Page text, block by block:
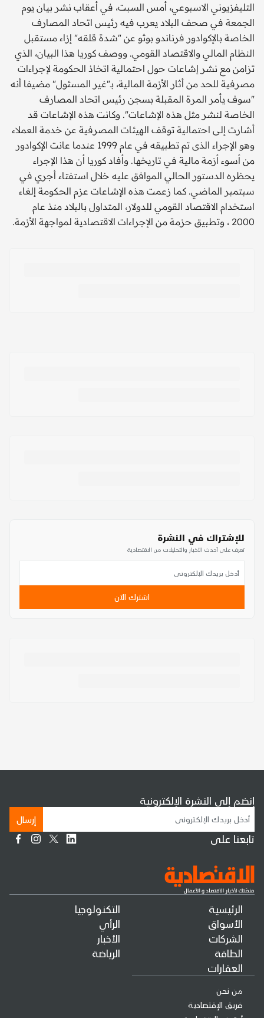
التليفزيوني الاسبوعي، أمس السبت، في أعقاب نشر بيان يوم
الجمعة في صحف البلاد يعرب فيه رئيس اتحاد المصارف
الخاصة بالإكوادور فرناندو بوثو عن "شدة قلقه" إزاء مستقبل
النظام المالي والاقتصاد القومي. ووصف كوريا هذا البيان، الذي
تزامن مع نشر إشاعات حول احتمالية اتخاذ الحكومة لإجراءات
مصرفية للحد من أثار الأزمة المالية، بـ"غير المسئول" مضيفا أنه
"سوف يأمر المرة المقبلة بسجن رئيس اتحاد المصارف
الخاصة لنشر مثل هذه الإشاعات". وكانت هذه الإشاعات قد
أشارت إلى احتمالية توقف الهيئات المصرفية عن خدمة العملاء
وهو الإجراء الذى تم تطبيقه في عام 1999 عندما عانت الإكوادور
من أسوء أزمة مالية في تاريخها. وأفاد كوريا أن هذا الإجراء
يحظره الدستور الحالي الموافق عليه خلال استفتاء أجري في
سبتمبر الماضي. كما زعمت هذه الإشاعات عزم الحكومة إلغاء
استخدام الاقتصاد القومي للدولار، المتداول بالبلاد منذ عام
2000 ، وتطبيق حزمة من الإجراءات الاقتصادية لمواجهة الأزمة.
للإشتراك في النشرة
تعرف على أحدث الأخبار والتحليلات من الاقتصادية
اشترك الآن
الرئيسية
الأسواق
الشركات
الطاقة
العقارات
التكنولوجيا
الرأي
الأخبار
الرياضة
من نحن
فريق الإقتصادية
إنضم إلى النشرة الإلكترونية
إرسال
تابعنا على